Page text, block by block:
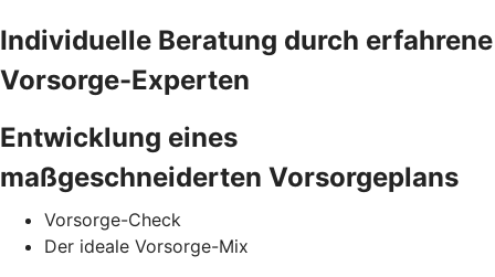
Individuelle Beratung durch erfahrene
Vorsorge-Experten
Entwicklung eines
maßgeschneiderten Vorsorgeplans
Vorsorge-Check
Der ideale Vorsorge-Mix